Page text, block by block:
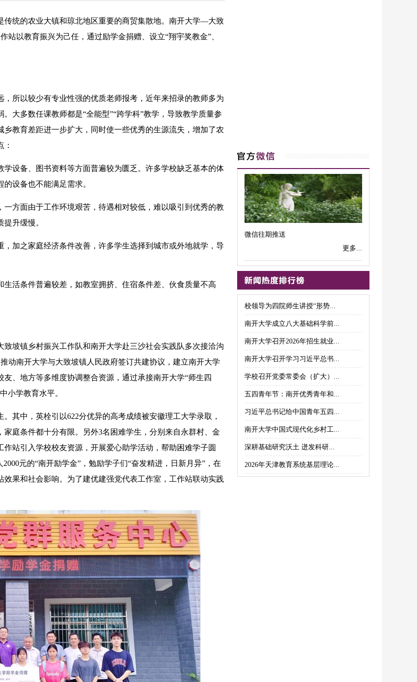
传统的农业大镇和琼北地区重要的商贸集散地。南开大学—大致
站以教育振兴为己任，通过励学金捐赠、设立“翔宇奖教金”、
以较少有专业性强的优质老师报考，近年来招录的教师多为
大多数任课教师都是“全能型”“跨学科”教学，导致教学质量参
教育差距进一步扩大，同时使一些优秀的生源流失，增加了农
设备、图书资料等方面普遍较为匮乏。许多学校缺乏基本的体
设备也不能满足需求。
面由于工作环境艰苦，待遇相对较低，难以吸引到优秀的教
升缓慢。
之家庭经济条件改善，许多学生选择到城市或外地就学，导
活条件普遍较差，如教室拥挤、住宿条件差、伙食质量不高
镇乡村振兴工作队和南开大学赴三沙社会实践队多次接洽沟
动南开大学与大致坡镇人民政府签订共建协议，建立南开大学
、地方等多维度协调整合资源，通过承接南开大学“师生四
小学教育水平。
中，英栓引以622分优异的高考成绩被安徽理工大学录取，
庭条件都十分有限。另外3名困难学生，分别来自永群村、金
站引入学校校友资源，开展爱心助学活动，帮助困难学子圆
元的“南开励学金”，勉励学子们“奋发精进，日新月异”，在
果和社会影响。为了建优建强党代表工作室，工作站联动实践
微信往期推送
更多...
校领导为四院师生讲授“形势...
南开大学成立八大基础科学前...
南开大学召开2026年招生就业...
南开大学召开学习习近平总书...
学校召开党委常委会（扩大）...
五四青年节：南开优秀青年和...
习近平总书记给中国青年五四...
南开大学中国式现代化乡村工...
深耕基础研究沃土 迸发科研...
2026年天津教育系统基层理论...